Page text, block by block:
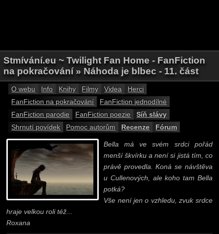
Stmívání.eu ~ Twilight Fan Home - FanFiction
na pokračování » Náhoda je blbec - 11. část
O webu Info Knihy Filmy Videa
Herci
FanFiction na pokračování
FanFiction jednodílné
FanFiction parodie
FanFiction poezie
Síň slávy
Shrnutí povídek
Pomoc autorům Recenze Fórum
Bella má ve svém srdci pořád
menší škvírku a není si jistá tím, co
právě provedla. Koná se návštěva
u Cullenových, ale koho tam Bella
potká?
Vše není jen o vzhledu, zvuk srdce
hraje velkou roli též...
Roxana